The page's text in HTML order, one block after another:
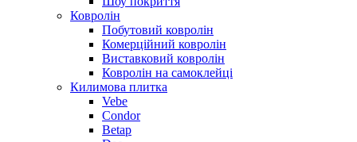
Ковролін
Побутовий ковролін
Комерційний ковролін
Виставковий ковролін
Ковролін на самоклейці
Килимова плитка
Vebe
Condor
Betap